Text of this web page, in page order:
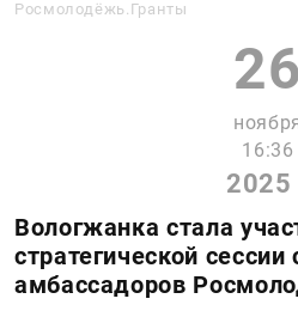
Росмолодёжь.Гранты
26
16:36
2025
Вологжанка стала
стратегической
амбассадоров